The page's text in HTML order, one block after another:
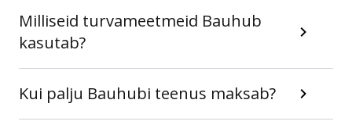
Milliseid turvameetmeid Bauhub
kasutab?
Kui palju Bauhubi teenus maksab?